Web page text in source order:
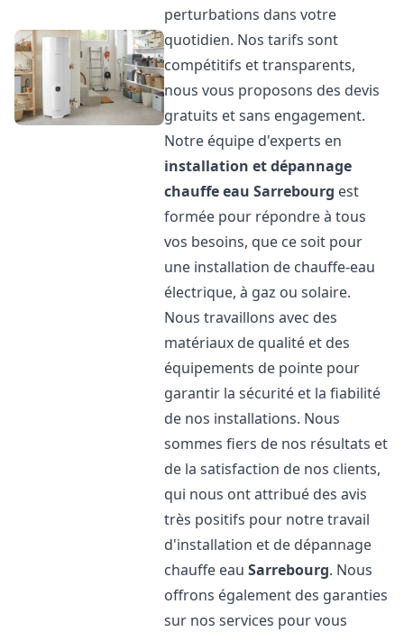
perturbations dans votre
quotidien. Nos tarifs sont
compétitifs et transparents,
nous vous proposons des devis
gratuits et sans engagement.
Notre équipe d'experts en
installation et dépannage
chauffe eau Sarrebourg est
formée pour répondre à tous
vos besoins, que ce soit pour
une installation de chauffe-eau
électrique, à gaz ou solaire.
Nous travaillons avec des
matériaux de qualité et des
équipements de pointe pour
garantir la sécurité et la fiabilité
de nos installations. Nous
sommes fiers de nos résultats et
de la satisfaction de nos clients,
qui nous ont attribué des avis
très positifs pour notre travail
d'installation et de dépannage
chauffe eauSarrebourg. Nous
offrons également des garanties
sur nos services pour vous